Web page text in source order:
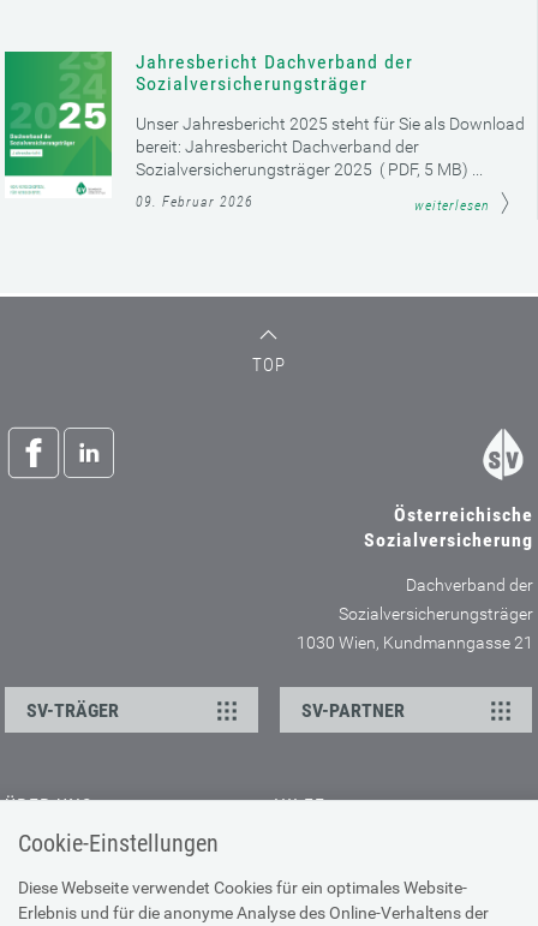
Cookie-Einstellungen
Diese Webseite verwendet Cookies für ein optimales Website-
Erlebnis und für die anonyme Analyse des Online-Verhaltens der
Jahresbericht Dachverband der
Sozialversicherungsträger
Unser Jahresbericht 2025 steht für Sie als Download
bereit: Jahresbericht Dachverband der
Sozialversicherungsträger 2025 ( PDF, 5 MB) ...
09. Februar 2026 weiterlesen
TOP
Österreichische
Sozialversicherung
Dachverband der
Sozialversicherungsträger
1030 Wien, Kundmanngasse 21
SV-TRÄGER SV-PARTNER
ÜBER UNS
Kontakt
Offene Stellen
Presse
HILFE
Browser-Info & Sicherheit
Hilfe zur Suche